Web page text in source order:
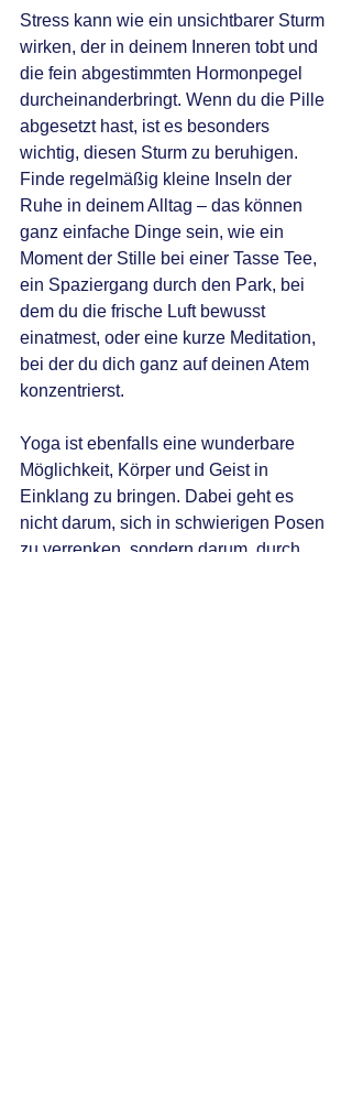
Stress kann wie ein unsichtbarer Sturm
wirken, der in deinem Inneren tobt und
die fein abgestimmten Hormonpegel
durcheinanderbringt. Wenn du die Pille
abgesetzt hast, ist es besonders
wichtig, diesen Sturm zu beruhigen.
Finde regelmäßig kleine Inseln der
Ruhe in deinem Alltag – das können
ganz einfache Dinge sein, wie ein
Moment der Stille bei einer Tasse Tee,
ein Spaziergang durch den Park, bei
dem du die frische Luft bewusst
einatmest, oder eine kurze Meditation,
bei der du dich ganz auf deinen Atem
konzentrierst.
Yoga ist ebenfalls eine wunderbare
Möglichkeit, Körper und Geist in
Einklang zu bringen. Dabei geht es
nicht darum, sich in schwierigen Posen
zu verrenken, sondern darum, durch